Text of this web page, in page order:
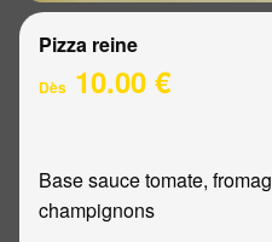
Pizza reine
Dès 10.00 €
Base sauce tomate,
champignons